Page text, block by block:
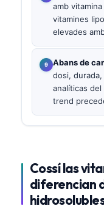
amb
vitamines
elevades
Abans de
dosi,
analíticas
trend
Cossí las
diferencian